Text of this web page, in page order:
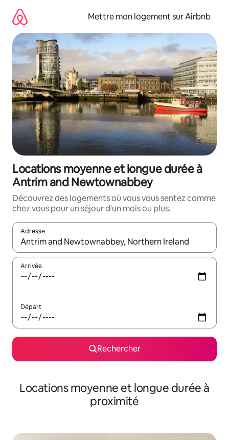
directement
contenu
Mettre mon logement sur Airbnb
Locations moyenne et longue durée à
Antrim and Newtownabbey
Découvrez des logements où vous vous sentez comme
chez vous pour un séjour d'un mois ou plus.
Adresse
Lorsque les résultats s'affichent, utilisez les flèches vers le
Arrivée
Départ
Rechercher
Locations moyenne et longue durée à
proximité